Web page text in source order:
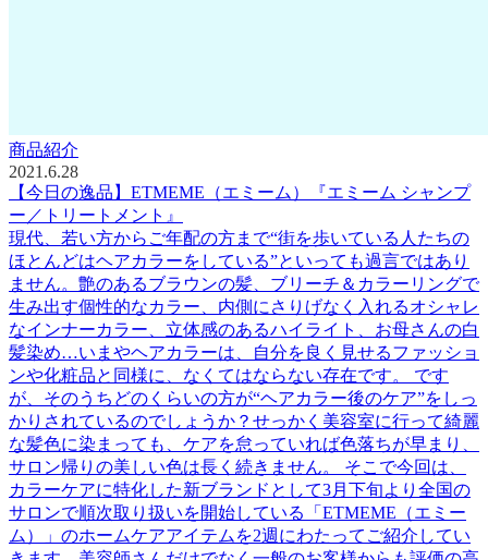
商品紹介
2021.6.28
【今日の逸品】ETMEME（エミーム）『エミーム シャンプ
ー／トリートメント』
現代、若い方からご年配の方まで“街を歩いている人たちの
ほとんどはヘアカラーをしている”といっても過言ではあり
ません。艶のあるブラウンの髪、ブリーチ＆カラーリングで
生み出す個性的なカラー、内側にさりげなく入れるオシャレ
なインナーカラー、立体感のあるハイライト、お母さんの白
髪染め…いまやヘアカラーは、自分を良く見せるファッショ
ンや化粧品と同様に、なくてはならない存在です。 です
が、そのうちどのくらいの方が“ヘアカラー後のケア”をしっ
かりされているのでしょうか？せっかく美容室に行って綺麗
な髪色に染まっても、ケアを怠っていれば色落ちが早まり、
サロン帰りの美しい色は長く続きません。 そこで今回は、
カラーケアに特化した新ブランドとして3月下旬より全国の
サロンで順次取り扱いを開始している「ETMEME（エミー
ム）」のホームケアアイテムを2週にわたってご紹介してい